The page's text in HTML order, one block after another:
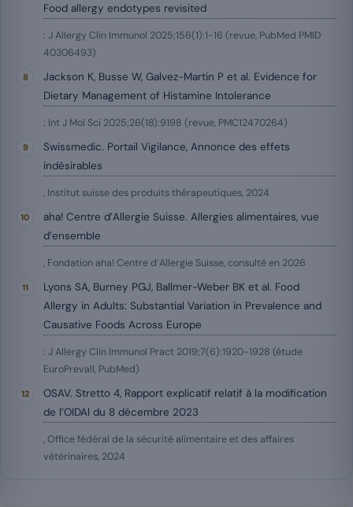
Food allergy endotypes revisited
: J Allergy Clin Immunol 2025;156(1):1-16 (revue, PubMed PMID
40306493)
Jackson K, Busse W, Galvez-Martin P et al. Evidence for
Dietary Management of Histamine Intolerance
: Int J Mol Sci 2025;26(18):9198 (revue, PMC12470264)
Swissmedic. Portail Vigilance, Annonce des effets
indésirables
, Institut suisse des produits thérapeutiques, 2024
aha! Centre d’Allergie Suisse. Allergies alimentaires, vue
d’ensemble
, Fondation aha! Centre d’Allergie Suisse, consulté en 2026
Lyons SA, Burney PGJ, Ballmer-Weber BK et al. Food
Allergy in Adults: Substantial Variation in Prevalence and
Causative Foods Across Europe
: J Allergy Clin Immunol Pract 2019;7(6):1920-1928 (étude
EuroPrevall, PubMed)
OSAV. Stretto 4, Rapport explicatif relatif à la modification
de l’OIDAl du 8 décembre 2023
, Office fédéral de la sécurité alimentaire et des affaires
vétérinaires, 2024